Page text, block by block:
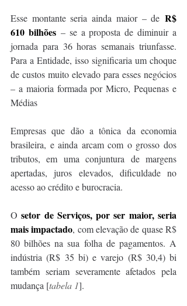
Esse montante seria ainda maior – de R$
610 bilhões – se a proposta de diminuir a
jornada para 36 horas semanais triunfasse.
Para a Entidade, isso significaria um choque
de custos muito elevado para esses negócios
– a maioria formada por Micro, Pequenas e
Médias
Empresas que dão a tônica da economia
brasileira, e ainda arcam com o grosso dos
tributos, em uma conjuntura de margens
apertadas, juros elevados, dificuldade no
acesso ao crédito e burocracia.
O setor de Serviços, por ser maior, seria
mais impactado, com elevação de quase R$
80 bilhões na sua folha de pagamentos. A
indústria (R$ 35 bi) e varejo (R$ 30,4) bi
também seriam severamente afetados pela
mudança [tabela 1].